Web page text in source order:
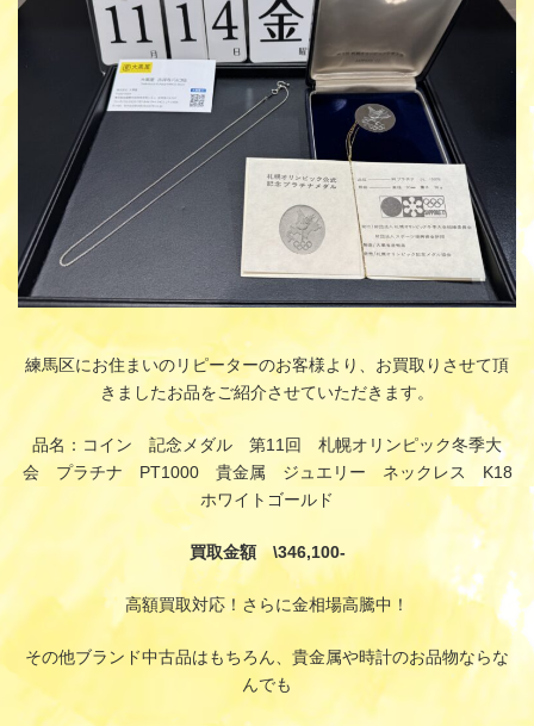
:
練馬区にお住まいのリピーターのお客様より、お買取りさせて頂
きましたお品をご紹介させていただきます。
品名：コイン 記念メダル 第11回 札幌オリンピック冬季大
会 プラチナ PT1000 貴金属 ジュエリー ネックレス K18
ホワイトゴールド
買取金額 \346,100-
高額買取対応！さらに金相場高騰中！
その他ブランド中古品はもちろん、貴金属や時計のお品物ならな
んでも